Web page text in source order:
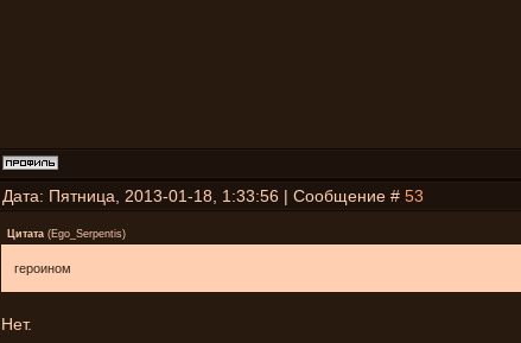
Дата: Пятница, 2013-01-18, 1:33:56 | Сообщение # 53
Цитата (Ego_Serpentis)
героином
Нет.